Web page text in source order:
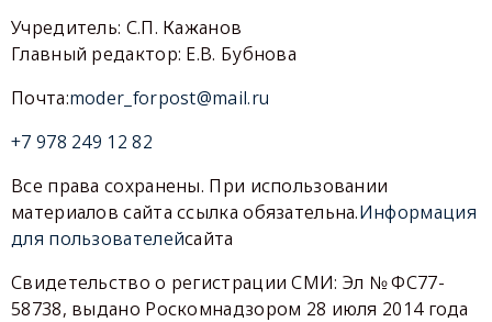
Учредитель: С.П. Кажанов
Главный редактор: Е.В. Бубнова
Почта:moder_forpost@mail.ru
+7 978 249 12 82
Все права сохранены. При использовании
материалов сайта ссылка обязательна.Информация
для пользователейсайта
Свидетельство о регистрации СМИ: Эл № ФС77-
58738, выдано Роскомнадзором 28 июля 2014 года